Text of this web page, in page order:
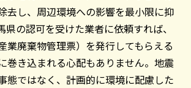
去し、周辺環境への影響を最小限に抑
県の認可を受けた業者に依頼すれば、
業廃棄物管理票）を発行してもらえる
巻き込まれる心配もありません。地震
態ではなく、計画的に環境に配慮した